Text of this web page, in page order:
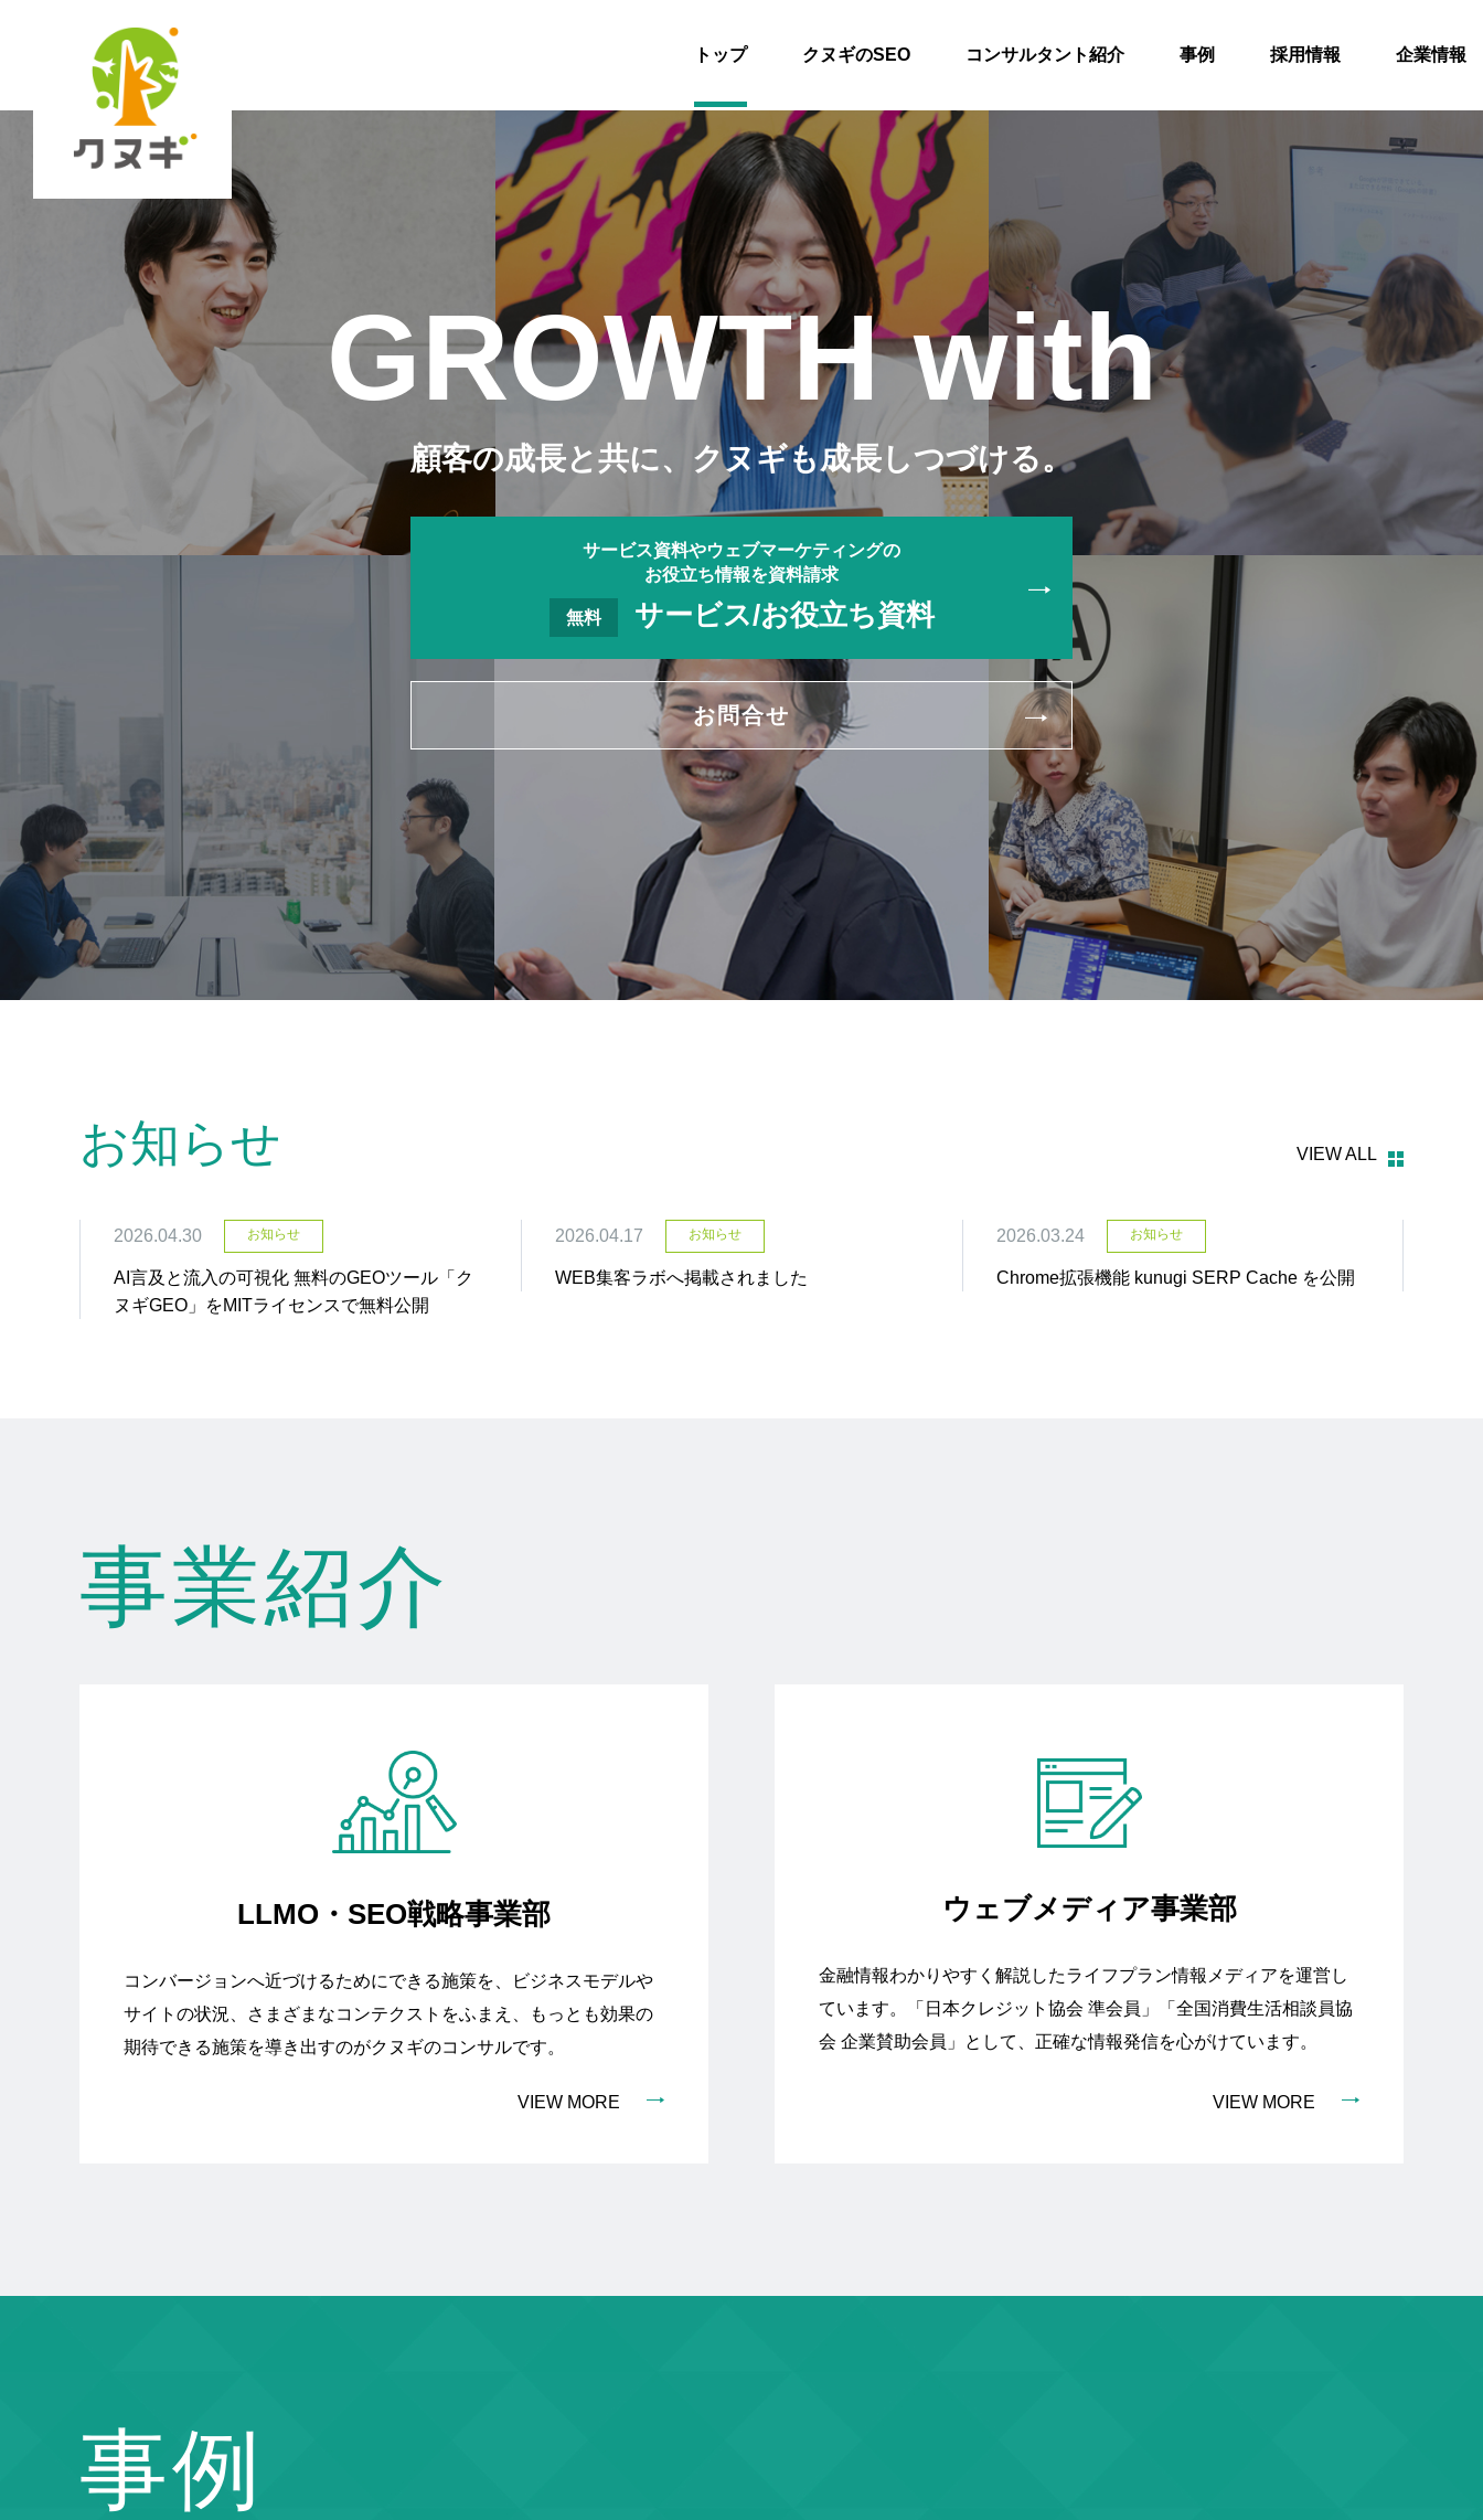
トップ クヌギのSEO コンサルタント紹介 事例 採用情報 企業情報
会社概要
GROWTH with
顧客の成長と共に、 クヌギも成長しつづける。
サービス資料やウェブマーケティングの
お役立ち情報を資料請求
無料 サービス/お役立ち資料
お問合せ
お知らせ VIEW ALL
2026.04.30 お知らせ
AI言及と流入の可視化 無料のGEOツール「ク
ヌギGEO」をMITライセンスで無料公開
2026.04.17 お知らせ
WEB集客ラボへ掲載されました
2026.03.24 お知らせ
Chrome拡張機能 kunugi SERP Cache を公開
事業紹介
LLMO・SEO戦略事業部
コンバージョンへ近づけるためにできる施策を、ビジネスモデルや
サイトの状況、さまざまなコンテクストをふまえ、もっとも効果の
期待できる施策を導き出すのがクヌギのコンサルです。
VIEW MORE
ウェブメディア事業部
金融情報わかりやすく解説したライフプラン情報メディアを運営し
ています。「日本クレジット協会 準会員」「全国消費生活相談員協
会 企業賛助会員」として、正確な情報発信を心がけています。
VIEW MORE
事例